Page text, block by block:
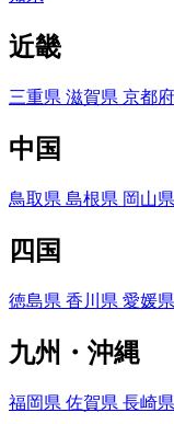
近畿
三重県 滋賀県 京都府
中国
鳥取県 島根県 岡山県
四国
徳島県 香川県 愛媛県
九州・沖縄
福岡県 佐賀県 長崎県